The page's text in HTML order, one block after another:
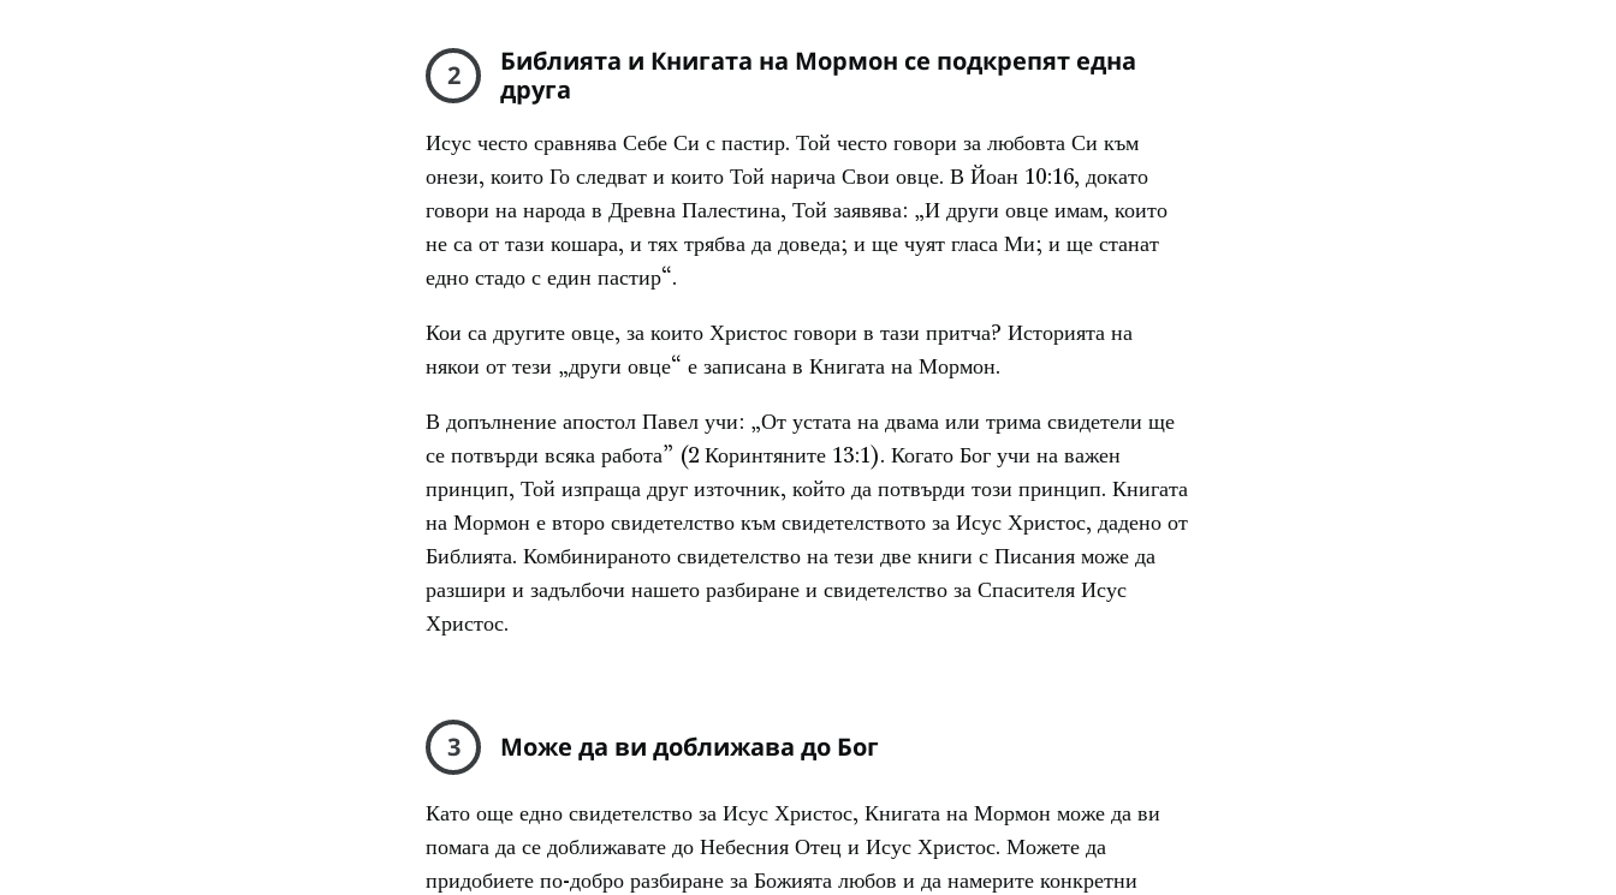
2
Библията и Книгата на Мормон се подкрепят една
друга
Исус често сравнява Себе Си с пастир. Той често говори за любовта Си към
онези, които Го следват и които Той нарича Свои овце. В Йоан 10:16, докато
говори на народа в Древна Палестина, Той заявява: „И други овце имам, които
не са от тази кошара, и тях трябва да доведа; и ще чуят гласа Ми; и ще станат
едно стадо с един пастир“.
Кои са другите овце, за които Христос говори в тази притча? Историята на
някои от тези „други овце“ е записана в Книгата на Мормон.
В допълнение апостол Павел учи: „От устата на двама или трима свидетели ще
се потвърди всяка работа” (2 Коринтяните 13:1). Когато Бог учи на важен
принцип, Той изпраща друг източник, който да потвърди този принцип. Книгата
на Мормон е второ свидетелство към свидетелството за Исус Христос, дадено от
Библията. Комбинираното свидетелство на тези две книги с Писания може да
разшири и задълбочи нашето разбиране и свидетелство за Спасителя Исус
Христос.
3 Може да ви доближава до Бог
Като още едно свидетелство за Исус Христос, Книгата на Мормон може да ви
помага да се доближавате до Небесния Отец и Исус Христос. Можете да
придобиете по-добро разбиране за Божията любов и да намерите конкретни